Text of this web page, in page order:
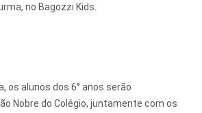
no Bagozzi Kids.
os alunos dos 6° anos serão
Nobre do Colégio, juntamente com os